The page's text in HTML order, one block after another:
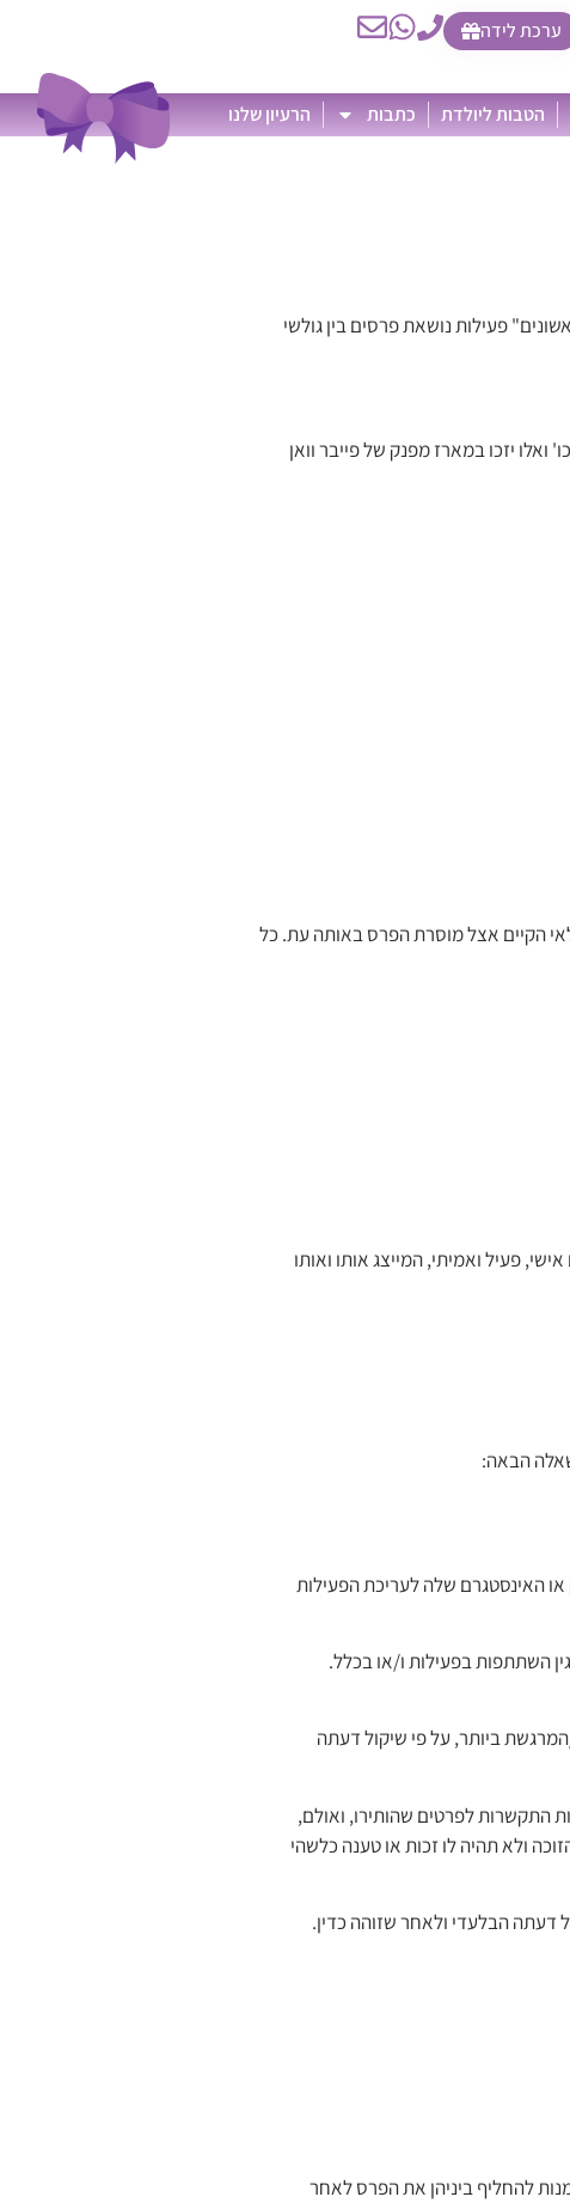
ערכת לידה
הטבות ליולדת כתבות הרעיון שלנו
פעילות נושאת פרסים בין גולשי
יצירתיות, הומור וכו' ואלו יזכו במארז מפנק של פייבר וואן
ממותגת, בהתאם למלאי הקיים אצל מוסרת הפרס באותה עת. כל
פעיל ואמיתי, המייצג אותו ואותו
הבאה:
האינסטגרם שלה לעריכת הפעילות
השתתפות בפעילות ו/או בכלל.
ביותר, על פי שיקול דעתה
באמצעות התקשרות לפרטים שהותירו, ואולם,
ייפסל הזוכה ולא תהיה לו זכות או טענה כלשהי
הבלעדי ולאחר שזוהה כדין.
להחליף ביניהן את הפרס לאחר